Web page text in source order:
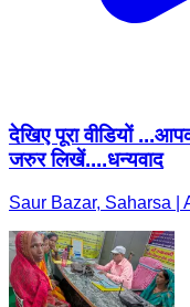
देखिए पूरा वीडियों
जरुर लिखें....धन्यवाद
Saur Bazar, Saharsa |